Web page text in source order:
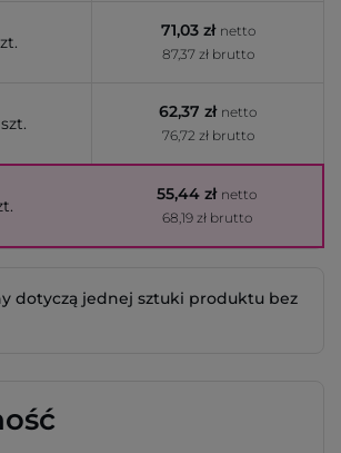
71,03 zł netto
87,37 zł brutto
62,37 zł netto
76,72 zł brutto
55,44 zł netto
68,19 zł brutto
dotyczą jednej sztuki produktu bez